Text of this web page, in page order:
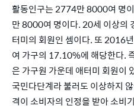
활동인구는 2774만 8000여 명
만 8000여 명이다. 20세 이상의
터미의 회원인 셈이다. 또 2016
여 가구의 17.10%에 해당한다.
은 가구원 가운데 애터미 회원이
국민다단계라 불러도 이상하지
격이 소비자의 인정을 받아 소비